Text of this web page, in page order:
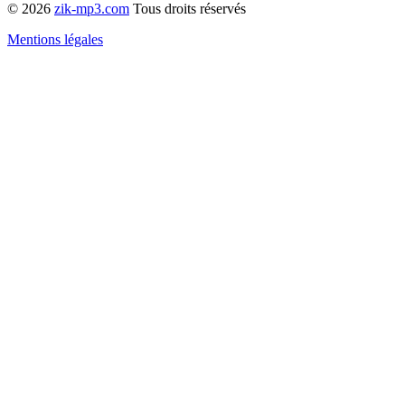
© 2026 zik-mp3.com Tous droits réservés
Mentions légales